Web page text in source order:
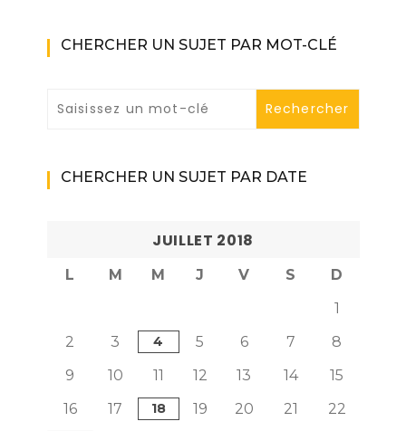
CHERCHER UN SUJET PAR MOT-CLÉ
CHERCHER UN SUJET PAR DATE
JUILLET 2018
L M M J V S
D
1
2
3 4 5 6 7
8
9
10 11 12 13 14
15
16
17 18 19 20 21 22